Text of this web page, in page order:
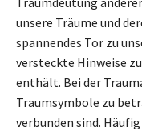
unsere Träume und
spannendes Tor zu
versteckte Hinweise
enthält. Bei der
Traumsymbole zu
verbunden sind.